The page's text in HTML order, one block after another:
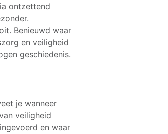
ontzettend
Benieuwd waar
en veiligheid
geschiedenis.
je wanneer
veiligheid
en waar